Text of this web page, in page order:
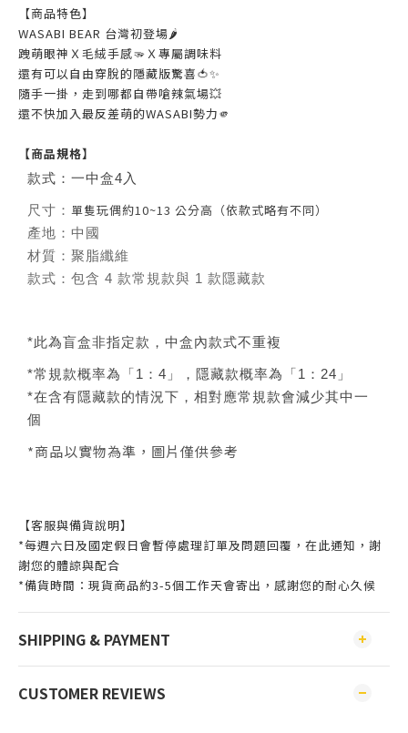
【商品特色】
WASABI BEAR 台灣初登場🌶️
跩萌眼神Ｘ毛絨手感🫳Ｘ專屬調味料
還有可以自由穿脫的隱藏版驚喜🍅✨
隨手一掛，走到哪都自帶嗆辣氣場💥
還不快加入最反差萌的WASABI勢力🫵
【商品規格】
款式：一中盒4入
尺寸： 單隻玩偶約10~13 公分高（依款式略有不同）
產地：中國
材質：聚脂纖維
款式：包含 4 款常規款與 1 款隱藏款
*此為盲盒非指定款，中盒內款式不重複
*常規款概率為「1：4」，隱藏款概率為「1：24」
*在含有隱藏款的情況下，相對應常規款會減少其中一
個
*商品以實物為準，圖片僅供參考
【客服與備貨說明】
*每週六日及國定假日會暫停處理訂單及問題回覆，在此通知，謝
謝您的體諒與配合
*備貨時間：現貨商品約3-5個工作天會寄出，感謝您的耐心久候
SHIPPING & PAYMENT
CUSTOMER REVIEWS